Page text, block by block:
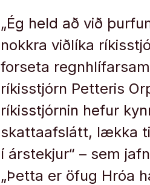
„Ég held að við
nokkra viðlíka
forseta
ríkisstjórn Petteris
ríkisstjórnin hefur
skattaafslátt, lækka
í árstekjur“ – sem
„Þetta er öfug Hróa